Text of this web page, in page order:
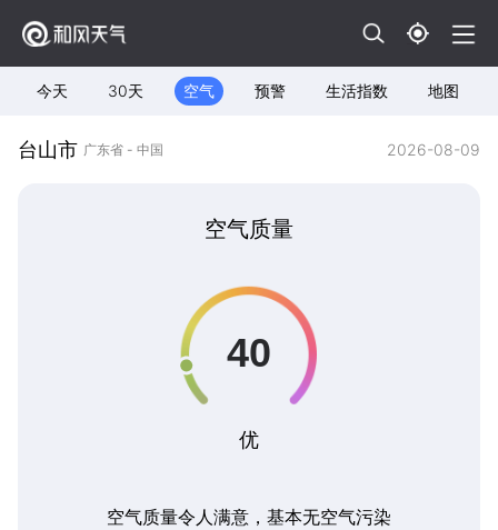
今天 30天 空气 预警 生活指数 地图
台山市 广东省 - 中国 2026-08-09
空气质量
优
空气质量令人满意，基本无空气污染